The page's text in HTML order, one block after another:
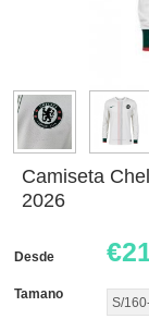
Camiseta
2026
Desde €
Tamano